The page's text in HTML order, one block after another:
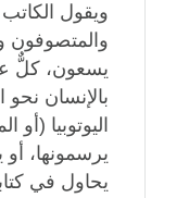
ويقول الكاتب
والمتصوفون
يسعون، كلٌّ
بالإنسان
اليوتوبيا (أو
يرسمونها، أو
يحاول في